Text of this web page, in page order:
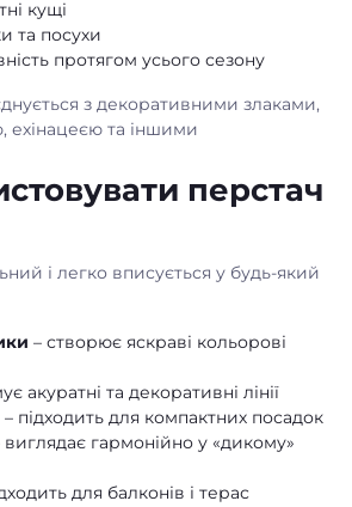
кущі
та посухи
протягом усього сезону
з декоративними злаками,
ехінацеєю та іншими
перстач
і легко вписується у будь-який
– створює яскраві кольорові
акуратні та декоративні лінії
– підходить для компактних посадок
виглядає гармонійно у «дикому»
для балконів і терас